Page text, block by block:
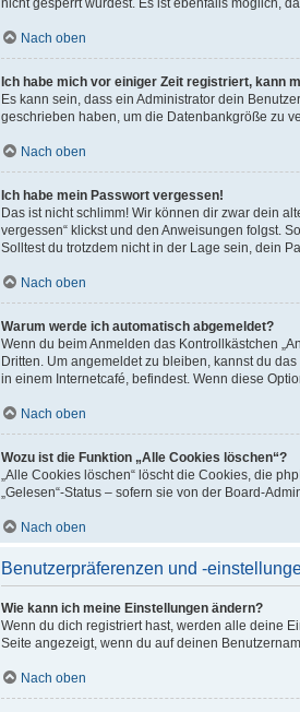
Nach oben
Ich habe mich vor einiger Zeit registriert, kann
Es kann sein, dass ein Administrator dein
geschrieben haben, um die Datenbankgröße zu
Nach oben
Ich habe mein Passwort vergessen!
Das ist nicht schlimm! Wir können dir zwar dein
vergessen“ klickst und den Anweisungen folgst.
Solltest du trotzdem nicht in der Lage sein, dein
Nach oben
Warum werde ich automatisch abgemeldet?
Wenn du beim Anmelden das Kontrollkästchen
Dritten. Um angemeldet zu bleiben, kannst du
in einem Internetcafé, befindest. Wenn diese
Nach oben
Wozu ist die Funktion „Alle Cookies löschen“?
„Alle Cookies löschen“ löscht die Cookies, die
„Gelesen“-Status – sofern sie von der Board-
Nach oben
Benutzerpräferenzen und -
Wie kann ich meine Einstellungen ändern?
Wenn du dich registriert hast, werden alle deine
Seite angezeigt, wenn du auf deinen
Nach oben